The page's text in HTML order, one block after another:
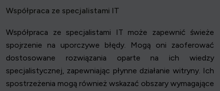
Współpraca ze specjalistami IT
Współpraca ze specjalistami IT może zapewnić świeże
spojrzenie na uporczywe błędy. Mogą oni zaoferować
dostosowane rozwiązania oparte na ich wiedzy
specjalistycznej, zapewniając płynne działanie witryny. Ich
spostrzeżenia mogą również wskazać obszary wymagające